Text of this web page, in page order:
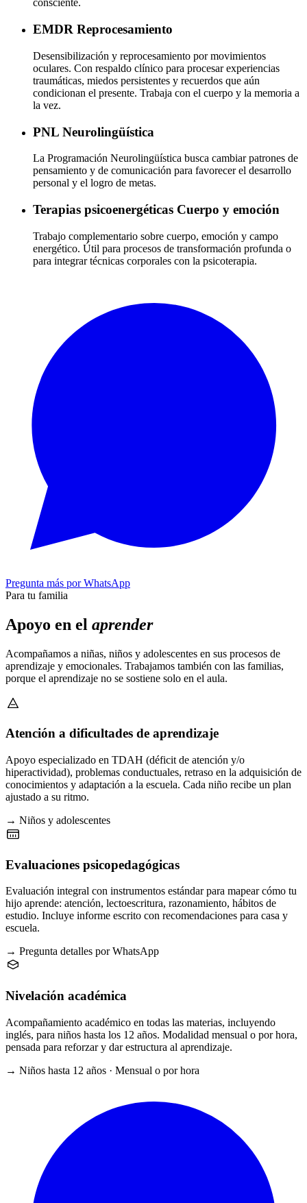
consciente.
EMDR Reprocesamiento
Desensibilización y reprocesamiento por movimientos
oculares. Con respaldo clínico para procesar experiencias
traumáticas, miedos persistentes y recuerdos que aún
condicionan el presente. Trabaja con el cuerpo y la memoria a
la vez.
PNL Neurolingüística
La Programación Neurolingüística busca cambiar patrones de
pensamiento y de comunicación para favorecer el desarrollo
personal y el logro de metas.
Terapias psicoenergéticas Cuerpo y emoción
Trabajo complementario sobre cuerpo, emoción y campo
energético. Útil para procesos de transformación profunda o
para integrar técnicas corporales con la psicoterapia.
Pregunta más por WhatsApp
Para tu familia
Apoyo en el aprender
Acompañamos a niñas, niños y adolescentes en sus procesos de
aprendizaje y emocionales. Trabajamos también con las familias,
porque el aprendizaje no se sostiene solo en el aula.
Atención a dificultades de aprendizaje
Apoyo especializado en TDAH (déficit de atención y/o
hiperactividad), problemas conductuales, retraso en la adquisición de
conocimientos y adaptación a la escuela. Cada niño recibe un plan
ajustado a su ritmo.
→ Niños y adolescentes
Evaluaciones psicopedagógicas
Evaluación integral con instrumentos estándar para mapear cómo tu
hijo aprende: atención, lectoescritura, razonamiento, hábitos de
estudio. Incluye informe escrito con recomendaciones para casa y
escuela.
→ Pregunta detalles por WhatsApp
Nivelación académica
Acompañamiento académico en todas las materias, incluyendo
inglés, para niños hasta los 12 años. Modalidad mensual o por hora,
pensada para reforzar y dar estructura al aprendizaje.
→ Niños hasta 12 años · Mensual o por hora